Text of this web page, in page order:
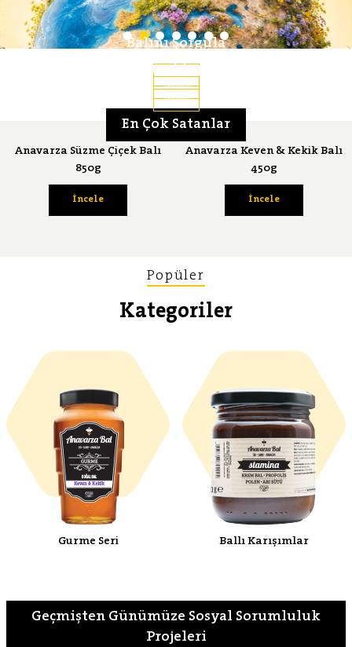
Balını Sorgula
İncele
İncele
Bal Ansiklopedisi
İncele
En Çok Satanlar
Anavarza Süzme Çiçek Balı
850g
İncele
Anavarza Keven & Kekik Balı
450g
İncele
Popüler
Kategoriler
Gurme Seri Ballı Karışımlar
Geçmişten Günümüze Sosyal Sorumluluk
Projeleri